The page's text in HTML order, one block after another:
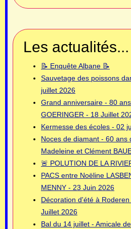
Les actualités...
📝 Enquête Albane 📝
Sauvetage des poissons
juillet 2026
Grand anniversaire - 80
GOERINGER - 18 Juillet
Kermesse des écoles - 02
Noces de diamant - 60 ans
Madeleine et Clément
🚨 POLUTION DE LA
PACS entre Noëline
MENNY - 23 Juin 2026
Décoration d'été à
Juillet 2026
Bal du 14 juillet - Amicale